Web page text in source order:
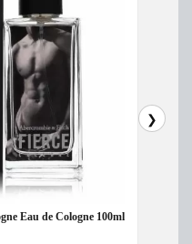
Eau de Cologne 100ml
❯